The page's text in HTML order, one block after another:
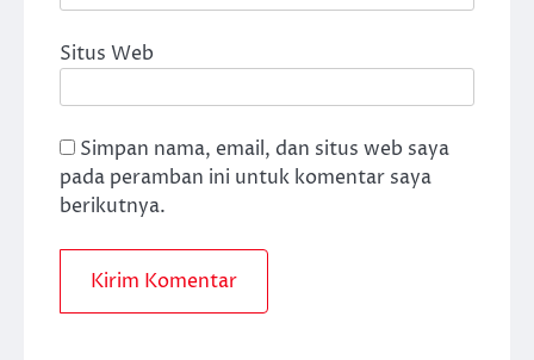
Situs Web
Simpan nama, email, dan situs web saya
pada peramban ini untuk komentar saya
berikutnya.